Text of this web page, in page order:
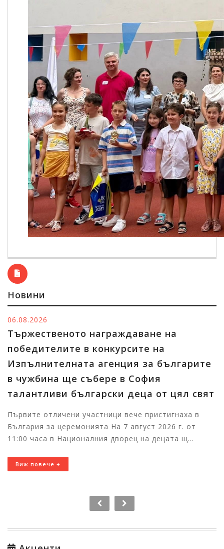
Новини
06.08.2026
Тържественото награждаване на
победителите в конкурсите на
Изпълнителната агенция за българите
в чужбина ще събере в София
талантливи български деца от цял свят
Първите отличени участници вече пристигнаха в
България за церемонията На 7 август 2026 г. от
11:00 часа в Националния дворец на децата щ...
Виж повече +